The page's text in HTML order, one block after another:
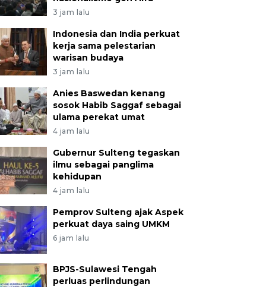
3 jam lalu
Indonesia dan India perkuat
kerja sama pelestarian
warisan budaya
3 jam lalu
Anies Baswedan kenang
sosok Habib Saggaf sebagai
ulama perekat umat
4 jam lalu
Gubernur Sulteng tegaskan
ilmu sebagai panglima
kehidupan
4 jam lalu
Pemprov Sulteng ajak Aspek
perkuat daya saing UMKM
6 jam lalu
BPJS-Sulawesi Tengah
perluas perlindungan